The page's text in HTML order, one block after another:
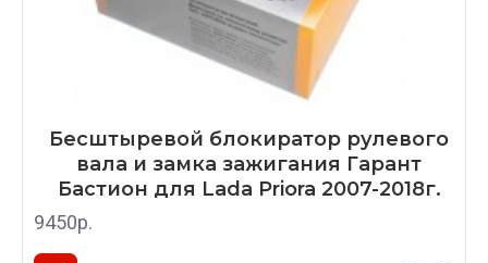
Бесштыревой блокиратор рулевого
вала и замка зажигания Гарант
Бастион для Lada Priora 2007-2018г.
9450р.